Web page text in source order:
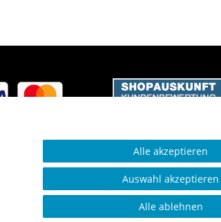
Alle akzeptieren
Auswahl akzeptieren
Alle ablehnen